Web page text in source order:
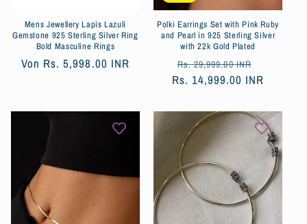
Mens Jewellery Lapis Lazuli
Gemstone 925 Sterling Silver Ring
Bold Masculine Rings
Normaler
Von Rs. 5,998.00 INR
Polki Earrings Set with Pink Ruby
and Pearl in 925 Sterling Silver
with 22k Gold Plated
Normaler
Preis
Rs. 29,999.00 INR
Rs. 14,999.00 INR